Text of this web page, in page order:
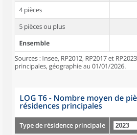
4 pièces
5 pièces ou plus
Ensemble
Sources : Insee, RP2012, RP2017 et
principales, géographie au 01/01/2026.
LOG T6 - Nombre moyen de
résidences principales
Type de résidence principale